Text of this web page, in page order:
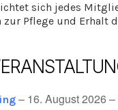
sich jedes
Pflege und Erhalt
– 16. August 2026